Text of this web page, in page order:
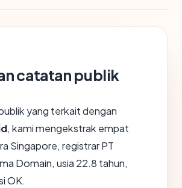
catatan publik
yang terkait dengan
, kami mengekstrak empat
Singapore, registrar PT
Domain, usia 22.8 tahun,
OK.